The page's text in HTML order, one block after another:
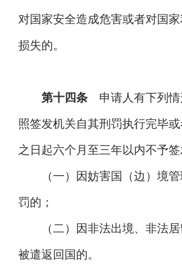
对国家安全造成危害或者对国
损失的。
第十四条 申请人有下列情
照签发机关自其刑罚执行完毕
之日起六个月至三年以内不予签
（一）因妨害国（边）境管
罚的；
（二）因非法出境、非法居
被遣返回国的。